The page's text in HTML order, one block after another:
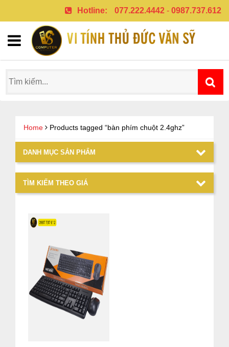
Hotline: 077.222.4442 - 0987.737.612
Home Products tagged “bàn phím chuột 2.4ghz”
DANH MỤC SẢN PHẨM
TÌM KIẾM THEO GIÁ